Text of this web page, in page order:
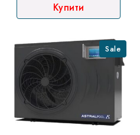
101
490 ₴.
290 ₴.
Купити
Sale